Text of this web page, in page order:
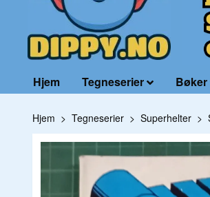
Hjem Tegneserier Bøker
Hjem Tegneserier Superhelter